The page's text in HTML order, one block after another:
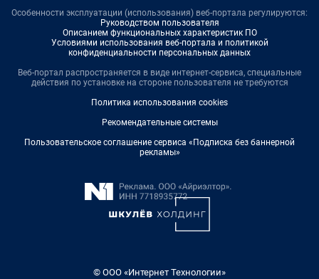
Особенности эксплуатации (использования) веб-портала регулируются:
Руководством пользователя
Описанием функциональных характеристик ПО
Условиями использования веб-портала и политикой
конфиденциальности персональных данных
Веб-портал распространяется в виде интернет-сервиса, специальные
действия по установке на стороне пользователя не требуются
Политика использования cookies
Рекомендательные системы
Пользовательское соглашение сервиса «Подписка без баннерной
рекламы»
© ООО «Интернет Технологии»